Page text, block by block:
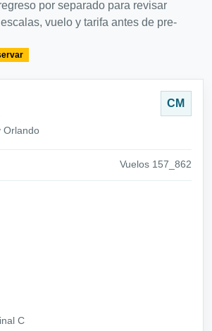
por separado para revisar
vuelo y tarifa antes de pre-
Orlando
CM
Vuelos 157_862
C